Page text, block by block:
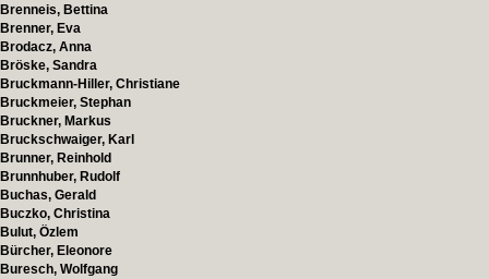
Brenneis, Bettina
Brenner, Eva
Brodacz, Anna
Bröske, Sandra
Bruckmann-Hiller, Christiane
Bruckmeier, Stephan
Bruckner, Markus
Bruckschwaiger, Karl
Brunner, Reinhold
Brunnhuber, Rudolf
Buchas, Gerald
Buczko, Christina
Bulut, Özlem
Bürcher, Eleonore
Buresch, Wolfgang